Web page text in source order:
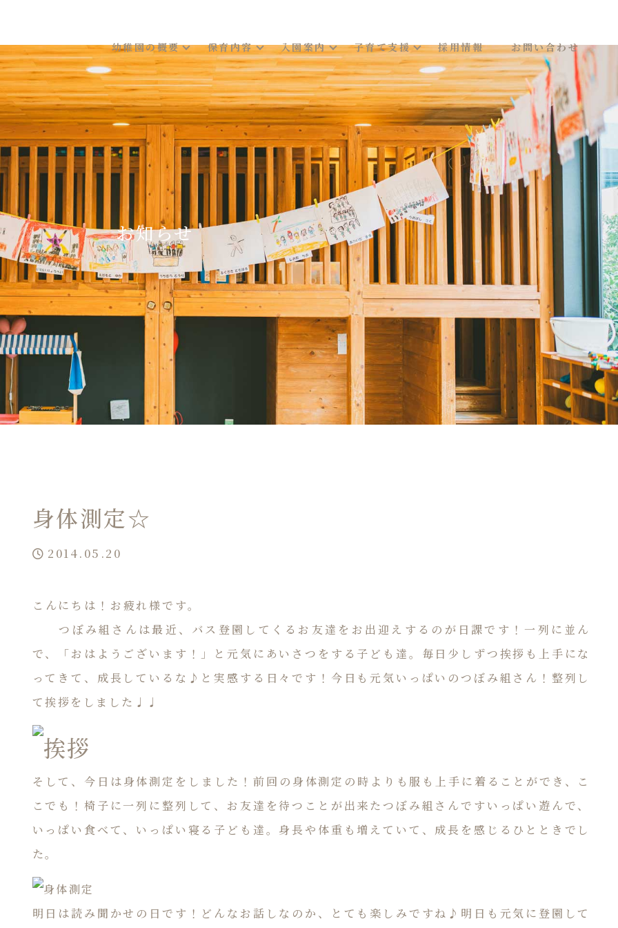
幼稚園の概要 保育内容 入園案内 子育て支援 採用情報 お問い合わせ
お知らせ
身体測定☆
2014.05.20
こんにちは！お疲れ様です。
つぼみ組さんは最近、バス登園してくるお友達をお出迎えするのが日課です！一列に並ん
で、「おはようございます！」と元気にあいさつをする子ども達。毎日少しずつ挨拶も上手にな
ってきて、成長しているな♪と実感する日々です！今日も元気いっぱいのつぼみ組さん！整列し
て挨拶をしました♩♩
そして、今日は身体測定をしました！前回の身体測定の時よりも服も上手に着ることができ、こ
こでも！椅子に一列に整列して、お友達を待つことが出来たつぼみ組さんですいっぱい遊んで、
いっぱい食べて、いっぱい寝る子ども達。身長や体重も増えていて、成長を感じるひとときでし
た。
明日は読み聞かせの日です！どんなお話しなのか、とても楽しみですね♪明日も元気に登園して